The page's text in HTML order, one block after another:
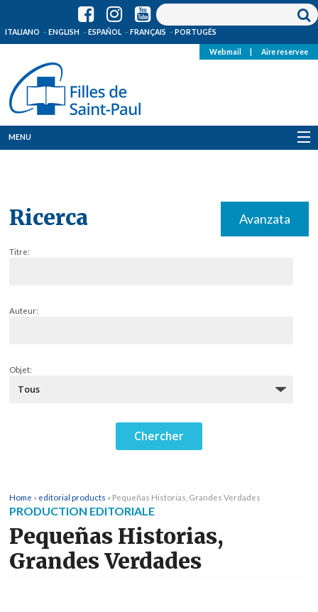
ITALIANO ENGLISH ESPAÑOL FRANÇAIS PORTUGÊS
Webmail Aire reservee
MENU
Ricerca Avanzata
Titre:
Auteur:
Objet:
Home » editorial products » Pequeñas Historias, Grandes Verdades
PRODUCTION EDITORIALE
Pequeñas Historias,
Grandes Verdades